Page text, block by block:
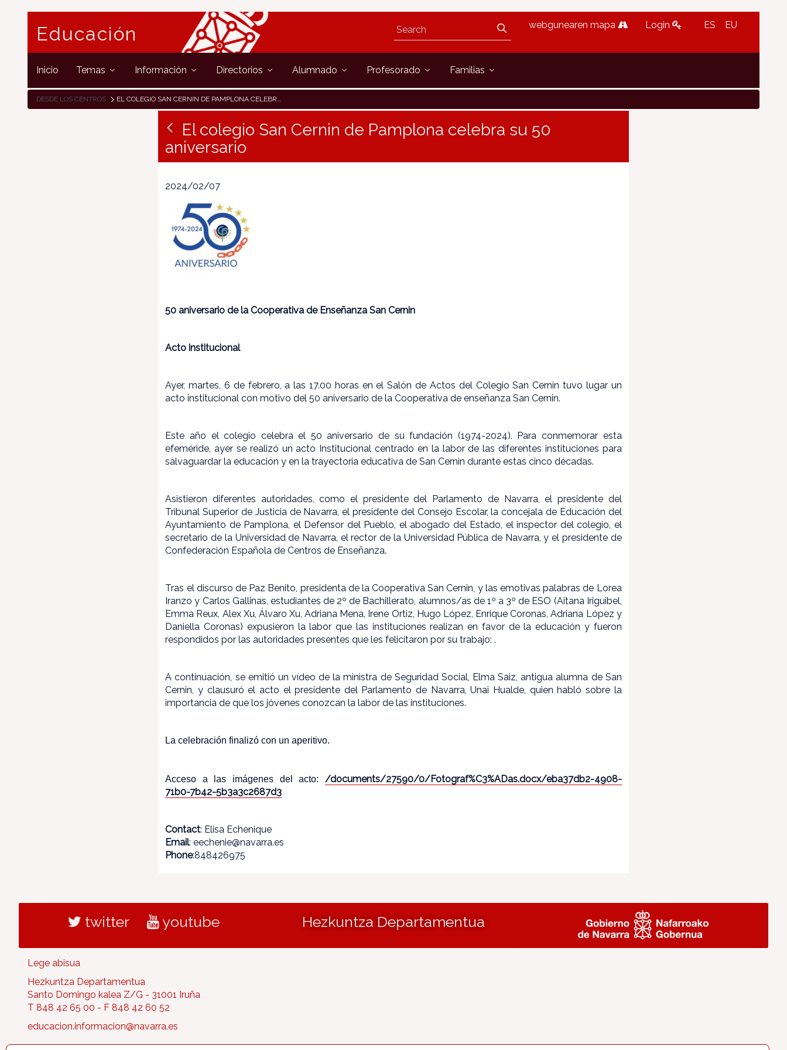
Educación webgunearen mapa Login ES EU
Inicio Temas Información Directorios Alumnado Profesorado Familias
DESDE LOS CENTROS EL COLEGIO SAN CERNIN DE PAMPLONA CELEBRA SU 50 ANIVERSARIO
El colegio San Cernin de Pamplona celebra su 50
aniversario
2024/02/07
50 aniversario de la Cooperativa de Enseñanza San Cernin
Acto institucional
Ayer, martes, 6 de febrero, a las 17.00 horas en el Salón de Actos del Colegio San Cernin tuvo lugar un
acto institucional con motivo del 50 aniversario de la Cooperativa de enseñanza San Cernin.
Este año el colegio celebra el 50 aniversario de su fundación (1974-2024). Para conmemorar esta
efeméride, ayer se realizó un acto Institucional centrado en la labor de las diferentes instituciones para
salvaguardar la educación y en la trayectoria educativa de San Cernin durante estas cinco décadas.
Asistieron diferentes autoridades, como el presidente del Parlamento de Navarra, el presidente del
Tribunal Superior de Justicia de Navarra, el presidente del Consejo Escolar, la concejala de Educación del
Ayuntamiento de Pamplona, el Defensor del Pueblo, el abogado del Estado, el inspector del colegio, el
secretario de la Universidad de Navarra, el rector de la Universidad Pública de Navarra, y el presidente de
Confederación Española de Centros de Enseñanza.
Tras el discurso de Paz Benito, presidenta de la Cooperativa San Cernin, y las emotivas palabras de Lorea
Iranzo y Carlos Gallinas, estudiantes de 2º de Bachillerato, alumnos/as de 1º a 3º de ESO (Aitana Iriguibel,
Emma Reux, Alex Xu, Álvaro Xu, Adriana Mena, Irene Ortiz, Hugo López, Enrique Coronas, Adriana López y
Daniella Coronas) expusieron la labor que las instituciones realizan en favor de la educación y fueron
respondidos por las autoridades presentes que les felicitaron por su trabajo: .
A continuación, se emitió un vídeo de la ministra de Seguridad Social, Elma Saiz, antigua alumna de San
Cernin, y clausuró el acto el presidente del Parlamento de Navarra, Unai Hualde, quien habló sobre la
importancia de que los jóvenes conozcan la labor de las instituciones.
La celebración finalizó con un aperitivo.
Acceso a las imágenes del acto: /documents/27590/0/Fotograf%C3%ADas.docx/eba37db2-4908-
71b0-7b42-5b3a3c2687d3
Contact: Elisa Echenique
Email: eechenie@navarra.es
Phone:848426975
twitter youtube Hezkuntza Departamentua
Lege abisua
Hezkuntza Departamentua
Santo Domingo kalea Z/G - 31001 Iruña
T 848 42 65 00 - F 848 42 60 52
educacion.informacion@navarra.es